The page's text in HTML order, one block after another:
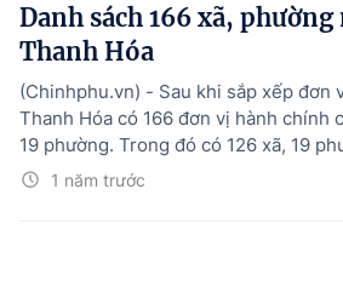
Danh sách 166 xã,
Thanh Hóa
1 năm trước
(Chinhphu.vn) - Sau khi sắp xếp đơn
Thanh Hóa có 166 đơn vị hành chính
19 phường. Trong đó có 126 xã, 19